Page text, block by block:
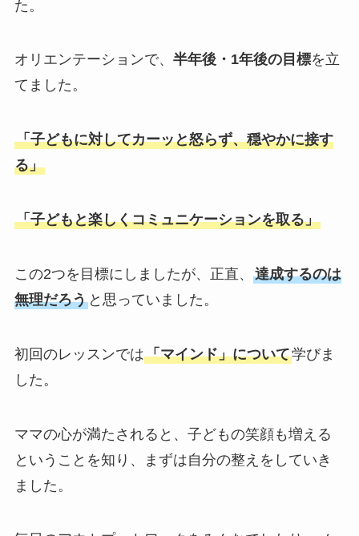
た。
オリエンテーションで、 半年後・1年後の目標を立
てました。
「子どもに対してカーッと怒らず、穏やかに接す
る」
「子どもと楽しくコミュニケーションを取る」
この2つを目標にしましたが、正直、 達成するのは
無理だろうと思っていました。
初回のレッスンでは「マインド」について学びま
した。
ママの心が満たされると、子どもの笑顔も増える
ということを知り、まずは自分の整えをしていき
ました。